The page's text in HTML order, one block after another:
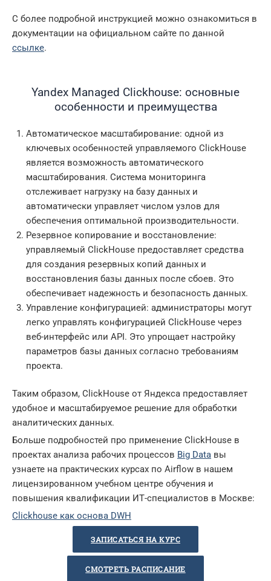
С более подробной инструкцией можно ознакомиться в
документации на официальном сайте по данной
ссылке.
Yandex Managed Clickhouse: основные
особенности и преимущества
Автоматическое масштабирование: одной из
ключевых особенностей управляемого ClickHouse
является возможность автоматического
масштабирования. Система мониторинга
отслеживает нагрузку на базу данных и
автоматически управляет числом узлов для
обеспечения оптимальной производительности.
Резервное копирование и восстановление:
управляемый ClickHouse предоставляет средства
для создания резервных копий данных и
восстановления базы данных после сбоев. Это
обеспечивает надежность и безопасность данных.
Управление конфигурацией: администраторы могут
легко управлять конфигурацией ClickHouse через
веб-интерфейс или API. Это упрощает настройку
параметров базы данных согласно требованиям
проекта.
Таким образом, ClickHouse от Яндекса предоставляет
удобное и масштабируемое решение для обработки
аналитических данных.
Больше подробностей про применение ClickHouse в
проектах анализа рабочих процессов Big Data вы
узнаете на практических курсах по Airflow в нашем
лицензированном учебном центре обучения и
повышения квалификации ИТ-специалистов в Москве:
Clickhouse как основа DWH
ЗАПИСАТЬСЯ НА КУРС
СМОТРЕТЬ РАCПИСАНИЕ